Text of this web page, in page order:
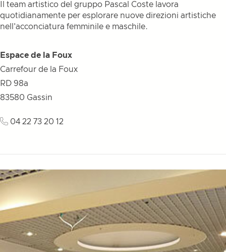
Il team artistico del gruppo Pascal Coste lavora
quotidianamente per esplorare nuove direzioni artistiche
nell'acconciatura femminile e maschile.
Espace de la Foux
Carrefour de la Foux
RD 98a
83580 Gassin
04 22 73 20 12